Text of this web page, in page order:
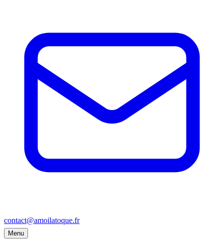
contact@amoilatoque.fr
Menu